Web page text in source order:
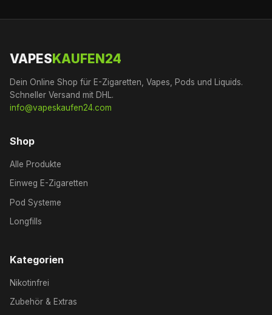
VAPESKAUFEN24
Dein Online Shop für E-Zigaretten, Vapes, Pods und Liquids.
Schneller Versand mit DHL.
info@vapeskaufen24.com
Shop
Alle Produkte
Einweg E-Zigaretten
Pod Systeme
Longfills
Kategorien
Nikotinfrei
Zubehör & Extras